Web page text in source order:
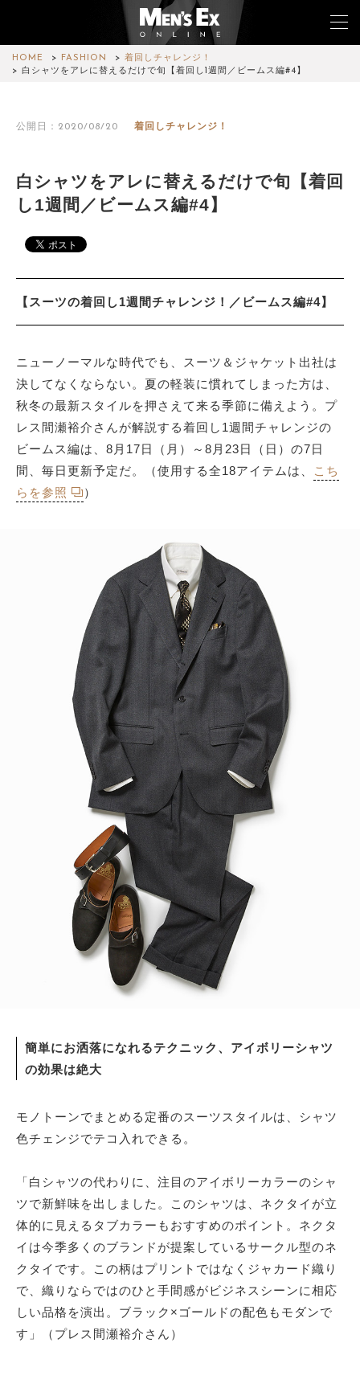
HOME FASHION
着回しチャレンジ！
白シャツをアレに替えるだけで旬【着回し1週間／ビームス編#4】
公開日：2020/08/20 着回しチャレンジ！
白シャツをアレに替えるだけで旬【着回
し1週間／ビームス編#4】
【スーツの着回し1週間チャレンジ！／ビームス編#4】
ニューノーマルな時代でも、スーツ＆ジャケット出社は
決してなくならない。夏の軽装に慣れてしまった方は、
秋冬の最新スタイルを押さえて来る季節に備えよう。プ
レス間瀬裕介さんが解説する着回し1週間チャレンジの
ビームス編は、8月17日（月）～8月23日（日）の7日
間、毎日更新予定だ。（使用する全18アイテムは、
こち
らを参照
）
簡単にお洒落になれるテクニック、アイボリーシャツ
の効果は絶大
モノトーンでまとめる定番のスーツスタイルは、シャツ
色チェンジでテコ入れできる。
「白シャツの代わりに、注目のアイボリーカラーのシャ
ツで新鮮味を出しました。このシャツは、ネクタイが立
体的に見えるタブカラーもおすすめのポイント。ネクタ
イは今季多くのブランドが提案しているサークル型のネ
クタイです。この柄はプリントではなくジャカード織り
で、織りならではのひと手間感がビジネスシーンに相応
しい品格を演出。ブラック×ゴールドの配色もモダンで
す」（プレス間瀬裕介さん）
WATCH
CAR&BIKE
LIFESTYLE
ABOUT SITE
サイトマップ